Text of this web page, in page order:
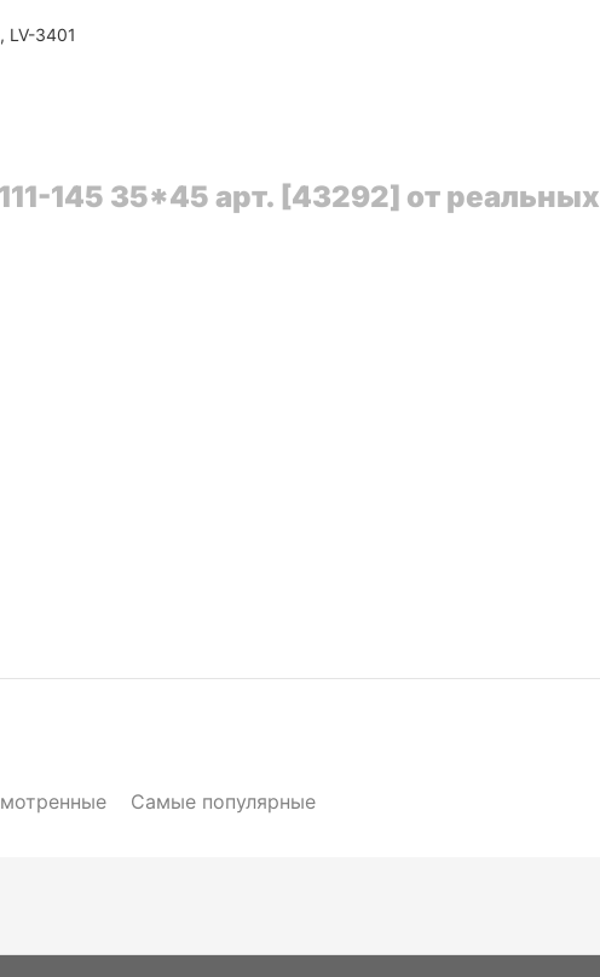
3401
145 35*45 арт. [43292] от реальных
Самые популярные